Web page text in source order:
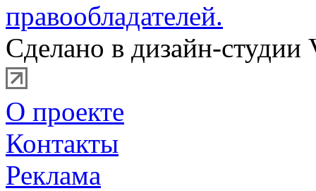
правообладателей.
Сделано в дизайн-студии
О проекте
Контакты
Реклама